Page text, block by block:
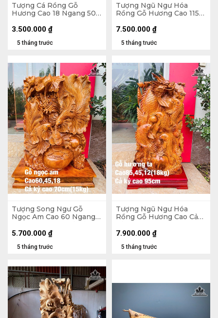
Tượng Cá Rồng Gỗ
Hương Cao 18 Ngang 50
5 tháng trước
3.500.000 ₫
Tượng Ngũ Ngư Hóa
Rồng Gỗ Hương Cao 115
Không Kỷ Cao 100 (cm)
5 tháng trước
7.500.000 ₫
Tượng Song Ngư Gỗ
Ngọc Am Cao 60 Ngang
70 - 15kg
5 tháng trước
5.700.000 ₫
Tượng Ngũ Ngư Hóa
Rồng Gỗ Hương Cao Cả
(cm) - 18kg - Kỷ Cao 10
5 tháng trước
7.900.000 ₫